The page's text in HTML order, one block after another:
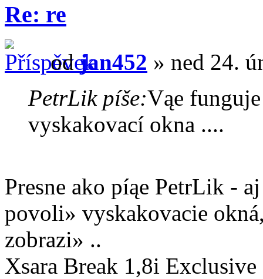
Re: re
odjan452 » ned 24.
PetrLik píše:Vąe
vyskakovací okna ....
Presne ako píąe PetrLik -
povoli» vyskakovacie
zobrazi» ..
Xsara Break 1,8i Exclusive